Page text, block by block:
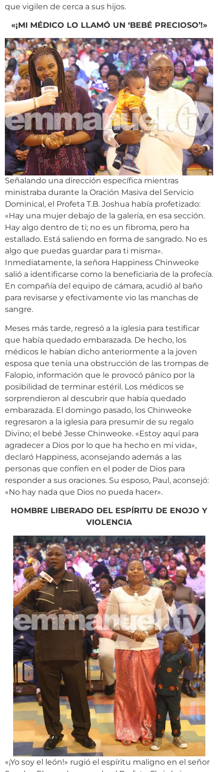
que vigilen de cerca a sus hijos.
«¡MI MÉDICO LO LLAMÓ UN ‘BEBÉ PRECIOSO’!»
Señalando una dirección específica mientras
ministraba durante la Oración Masiva del Servicio
Dominical, el Profeta T.B. Joshua había profetizado:
«Hay una mujer debajo de la galería, en esa sección.
Hay algo dentro de ti; no es un fibroma, pero ha
estallado. Está saliendo en forma de sangrado. No es
algo que puedas guardar para ti misma».
Inmediatamente, la señora Happiness Chinweoke
salió a identificarse como la beneficiaria de la profecía.
En compañía del equipo de cámara, acudió al baño
para revisarse y efectivamente vio las manchas de
sangre.
Meses más tarde, regresó a la iglesia para testificar
que había quedado embarazada. De hecho, los
médicos le habían dicho anteriormente a la joven
esposa que tenía una obstrucción de las trompas de
Falopio, información que le provocó pánico por la
posibilidad de terminar estéril. Los médicos se
sorprendieron al descubrir que había quedado
embarazada. El domingo pasado, los Chinweoke
regresaron a la iglesia para presumir de su regalo
Divino; el bebé Jesse Chinweoke. «Estoy aquí para
agradecer a Dios por lo que ha hecho en mi vida»,
declaró Happiness, aconsejando además a las
personas que confíen en el poder de Dios para
responder a sus oraciones. Su esposo, Paul, aconsejó:
«No hay nada que Dios no pueda hacer».
HOMBRE LIBERADO DEL ESPÍRITU DE ENOJO Y
VIOLENCIA
«¡Yo soy el león!» rugió el espíritu maligno en el señor